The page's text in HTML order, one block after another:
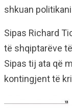
shkuan
Sipas Richard
të shqiptarëve
Sipas tij ata që
kontingjent të